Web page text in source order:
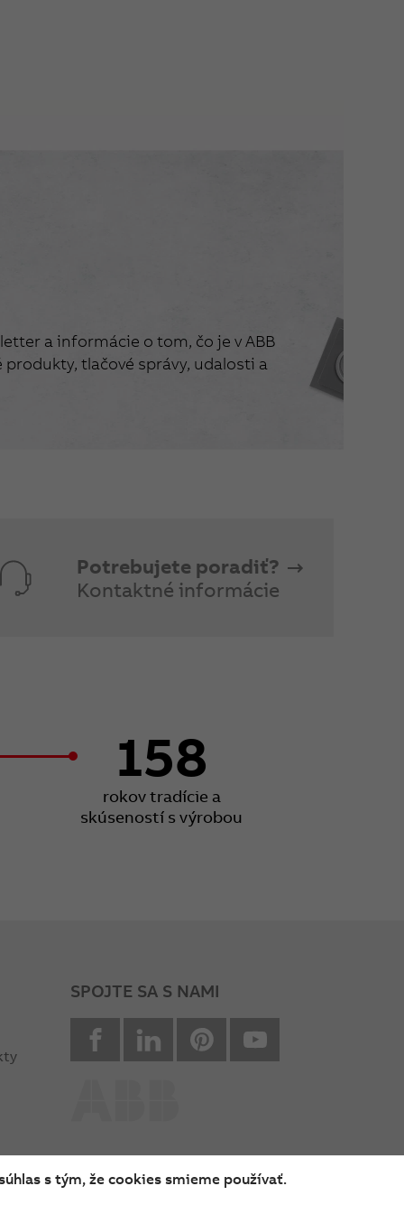
a informácie o tom, čo je v ABB
produkty, tlačové správy, udalosti a
Potrebujete poradiť?
Kontaktné informácie
158
rokov tradície a
skúseností s výrobou
SPOJTE SA S NAMI
facebook Linkedin Pinterest
s tým, že cookies smieme používať.